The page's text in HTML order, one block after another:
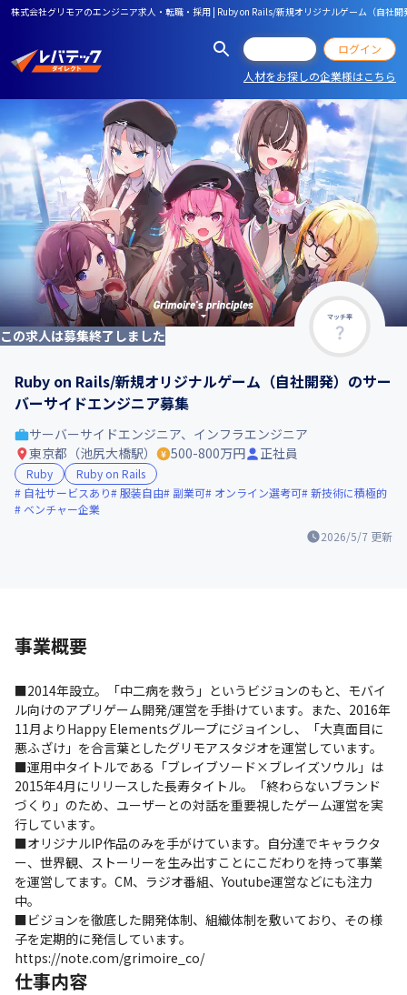
株式会社グリモアのエンジニア求人・転職・採用 | Ruby on Rails/新規オリジナルゲーム（自社
ログイン
人材をお探しの企業様はこちら
マッチ率
この求人は募集終了しました
Ruby on Rails/新規オリジナルゲーム（自社開発）のサー
バーサイドエンジニア募集
2026/5/7 更新
サーバーサイドエンジニア、インフラエンジニア
東京都（池尻大橋駅）
500-800万円 正社員
Ruby
Ruby on Rails
自社サービスあり
服装自由 副業可 オンライン選考可 新技術に積極的
ベンチャー企業
事業概要
■2014年設立。「中二病を救う」というビジョンのもと、モバイ
ル向けのアプリゲーム開発/運営を手掛けています。また、2016年
11月よりHappy Elementsグループにジョインし、「大真面目に
悪ふざけ」を合言葉としたグリモアスタジオを運営しています。
■運用中タイトルである「ブレイブソード×ブレイズソウル」は
2015年4月にリリースした長寿タイトル。「終わらないブランド
づくり」のため、ユーザーとの対話を重要視したゲーム運営を実
行しています。
■オリジナルIP作品のみを手がけています。自分達でキャラクタ
ー、世界観、ストーリーを生み出すことにこだわりを持って事業
を運営してます。CM、ラジオ番組、Youtube運営などにも注力
中。
■ビジョンを徹底した開発体制、組織体制を敷いており、その様
子を定期的に発信しています。
https://note.com/grimoire_co/
仕事内容